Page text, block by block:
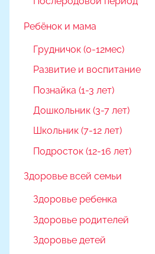
Ребёнок и мама
Грудничок (0-12мес)
Развитие и воспитание
Познайка (1-3 лет)
Дошкольник (3-7 лет)
Школьник (7-12 лет)
Подросток (12-16 лет)
Здоровье всей семьи
Здоровье ребенка
Здоровье родителей
Здоровье детей